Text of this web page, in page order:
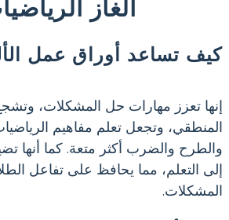
ألغاز
كيف تساعد أوراق عمل
إنها تعزز مهارات حل المشكلات، وتشجع
المنطقي، وتجعل تعلم مفاهيم
والطرح والضرب أكثر متعة. كما أنها
إلى التعلم، مما يحافظ على تفاعل
المشكلات.